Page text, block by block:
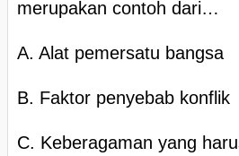
merupakan contoh dari…
A. Alat pemersatu bangsa
B. Faktor penyebab konflik
C. Keberagaman yang